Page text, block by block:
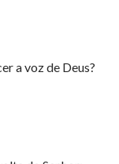
a voz de Deus?